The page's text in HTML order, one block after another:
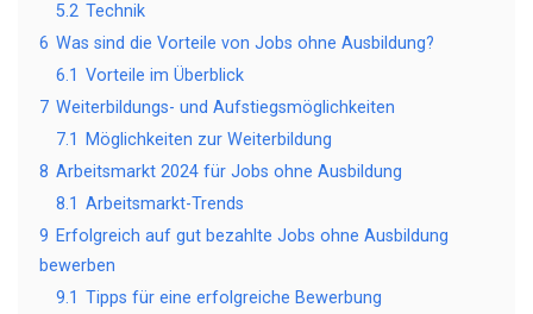
5.2 Technik
6 Was sind die Vorteile von Jobs ohne Ausbildung?
6.1 Vorteile im Überblick
7 Weiterbildungs- und Aufstiegsmöglichkeiten
7.1
Möglichkeiten zur Weiterbildung
8 Arbeitsmarkt 2024 für Jobs ohne Ausbildung
8.1 Arbeitsmarkt-Trends
9 Erfolgreich auf gut bezahlte Jobs ohne Ausbildung
bewerben
9.1 Tipps für eine erfolgreiche Bewerbung